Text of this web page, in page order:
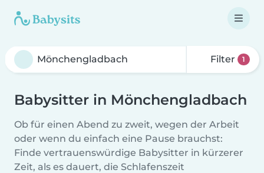
Filter 1
Babysitter in Mönchengladbach
Ob für einen Abend zu zweit, wegen der Arbeit
oder wenn du einfach eine Pause brauchst:
Finde vertrauenswürdige Babysitter in kürzerer
Zeit, als es dauert, die Schlafenszeit